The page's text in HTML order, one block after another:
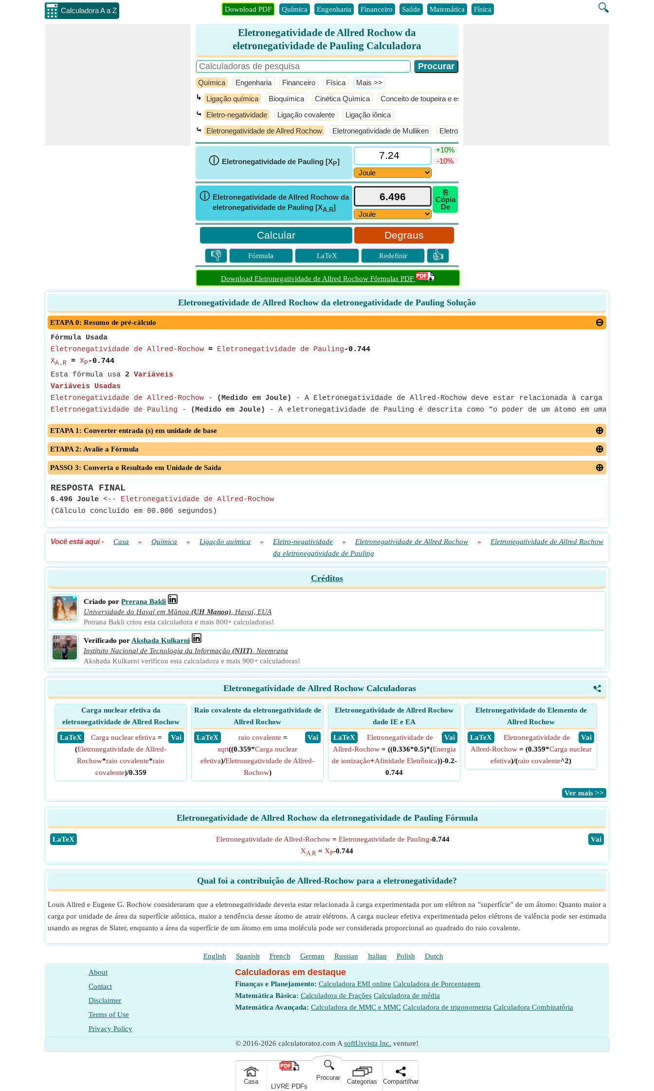
Calculadora A a Z 🔍
Download PDF Química Engenharia Financeiro Saúde Matemática Física
Eletronegatividade de Allred Rochow da
eletronegatividade de Pauling Calculadora
Química Engenharia Financeiro Física ​Mais >>
↳ Ligação química Bioquímica Cinética Química Conceito de toupeira e estequiometria
⤿ Eletro-negatividade Ligação covalente Ligação iônica
⤿ Eletronegatividade de Allred Rochow Eletronegatividade de Mulliken Eletronegatividade de Pauling
ⓘ Eletronegatividade de Pauling [XP]
+10%
-10%
ⓘ Eletronegatividade de Allred Rochow da
eletronegatividade de Pauling [XA.R]
⎘
Cópia
De
Degraus
👎 Fórmula LaTeX Redefinir 👍
Download Eletronegatividade de Allred Rochow Fórmulas PDF
Eletronegatividade de Allred Rochow da eletronegatividade de Pauling Solução
ETAPA 0: Resumo de pré-cálculo
Fórmula Usada
Eletronegatividade de Allred-Rochow = Eletronegatividade de Pauling-0.744
XA.R = XP -0.744
Esta fórmula usa 2 Variáveis
Variáveis Usadas
Eletronegatividade de Allred-Rochow - (Medido em Joule)
- A Eletronegatividade de Allred-Rochow deve estar relacionada à carga
Eletronegatividade de Pauling - (Medido em Joule) - A eletronegatividade de Pauling é descrita como “o poder de um átomo em uma
ETAPA 1: Converter entrada (s) em unidade de base
ETAPA 2: Avalie a Fórmula
PASSO 3: Converta o Resultado em Unidade de Saída
RESPOSTA FINAL
6.496 Joule <-- Eletronegatividade de Allred-Rochow
(Cálculo concluído em 00.006 segundos)
Você está aqui- Casa » Química » Ligação química » Eletro-negatividade » Eletronegatividade de Allred Rochow »
Eletronegatividade de Allred Rochow
da eletronegatividade de Pauling
Créditos
Criado por Prerana Bakli
Universidade do Havaí em Mānoa (UH Manoa)
Havaí, EUA
Prerana Bakli criou esta calculadora e mais 800+ calculadoras!
Verificado por Akshada Kulkarni
Instituto Nacional de Tecnologia da Informação (NIIT)
Neemrana
Akshada Kulkarni verificou esta calculadora e mais 900+ calculadoras!
<
Eletronegatividade de Allred Rochow Calculadoras
Carga nuclear efetiva da
eletronegatividade de Allred Rochow
​ LaTeX
​ Vai
Carga nuclear efetiva =
(Eletronegatividade de Allred-
Rochow*raio covalente*raio
covalente)/0.359
Raio covalente da eletronegatividade de
Allred Rochow
​ LaTeX
​ Vai
raio covalente =
sqrt((0.359*Carga nuclear
efetiva)/Eletronegatividade de Allred-
Rochow)
Eletronegatividade de Allred Rochow
dado IE e EA
​ LaTeX
​ Vai
Eletronegatividade de
Allred-Rochow= ((0.336*0.5)*(Energia
de ionização+Afinidade Eletrônica))-0.2-
0.744
Eletronegatividade do Elemento de
Allred Rochow
​ LaTeX
​ Vai
Eletronegatividade de
Allred-Rochow= (0.359*Carga nuclear
efetiva)/(raio covalente^2)
​Ver mais >>
Eletronegatividade de Allred Rochow da eletronegatividade de Pauling Fórmula
​LaTeX ​Vai
Eletronegatividade de Allred-Rochow= Eletronegatividade de Pauling-0.744
XA.R = XP-0.744
Qual foi a contribuição de Allred-Rochow para a eletronegatividade?
Louis Allred e Eugene G. Rochow consideraram que a eletronegatividade deveria estar relacionada à carga experimentada por um elétron na "superfície" de um átomo: Quanto maior a
carga por unidade de área da superfície atômica, maior a tendência desse átomo de atrair elétrons. A carga nuclear efetiva experimentada pelos elétrons de valência pode ser estimada
usando as regras de Slater, enquanto a área da superfície de um átomo em uma molécula pode ser considerada proporcional ao quadrado do raio covalente.
English Spanish French German Russian Italian Polish Dutch
About
Contact
Disclaimer
Terms of Use
Privacy Policy
Calculadoras em destaque
Finanças e Planejamento: Calculadora EMI online Calculadora de Porcentagem
Matemática Básica: Calculadora de Frações Calculadora de média
Matemática Avançada: Calculadora de MMC e MMC Calculadora de trigonometria Calculadora Combinatória
© 2016-2026 calculatoratoz.com A softUsvista Inc. venture!
Casa
LIVRE PDFs
🔍
Procurar Categorias Compartilhar